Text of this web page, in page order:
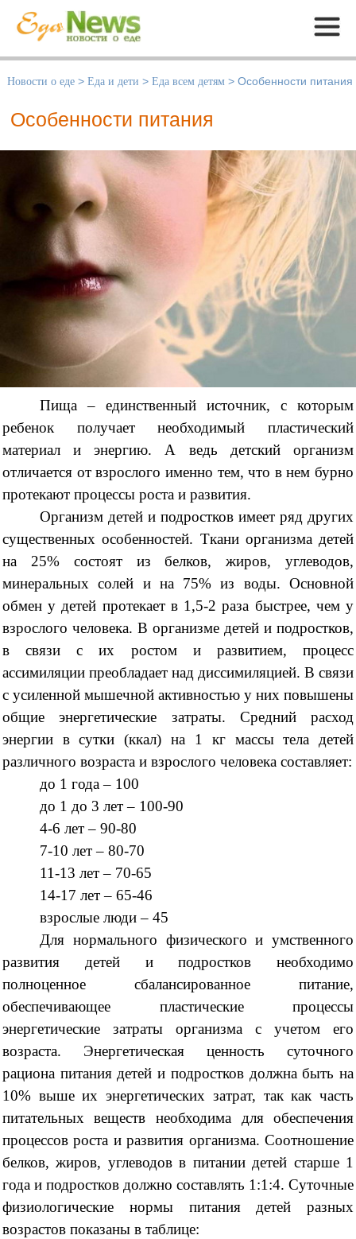
Меню
Новости о еде > Еда и дети > Еда всем детям > Особенности питания
Особенности питания
Пища – единственный источник, с которым
ребенок получает необходимый пластический
материал и энергию. А ведь детский организм
отличается от взрослого именно тем, что в нем бурно
протекают процессы роста и развития.
Организм детей и подростков имеет ряд других
существенных особенностей. Ткани организма детей
на 25% состоят из белков, жиров, углеводов,
минеральных солей и на 75% из воды. Основной
обмен у детей протекает в 1,5-2 раза быстрее, чем у
взрослого человека. В организме детей и подростков,
в связи с их ростом и развитием, процесс
ассимиляции преобладает над диссимиляцией. В связи
с усиленной мышечной активностью у них повышены
общие энергетические затраты. Средний расход
энергии в сутки (ккал) на 1 кг массы тела детей
различного возраста и взрослого человека составляет:
до 1 года – 100
до 1 до 3 лет – 100-90
4-6 лет – 90-80
7-10 лет – 80-70
11-13 лет – 70-65
14-17 лет – 65-46
взрослые люди – 45
Для нормального физического и умственного
развития детей и подростков необходимо
полноценное сбалансированное питание,
обеспечивающее пластические процессы
энергетические затраты организма с учетом его
возраста. Энергетическая ценность суточного
рациона питания детей и подростков должна быть на
10% выше их энергетических затрат, так как часть
питательных веществ необходима для обеспечения
процессов роста и развития организма. Соотношение
белков, жиров, углеводов в питании детей старше 1
года и подростков должно составлять 1:1:4. Суточные
физиологические нормы питания детей разных
возрастов показаны в таблице: